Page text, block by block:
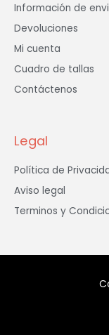
Información de
Devoluciones
Mi cuenta
Cuadro de tallas
Contáctenos
Legal
Política de
Aviso legal
Terminos y